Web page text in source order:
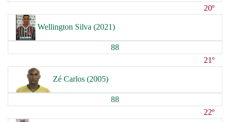
20º
Wellington Silva (2021)
88
21º
Zé Carlos (2005)
88
22º